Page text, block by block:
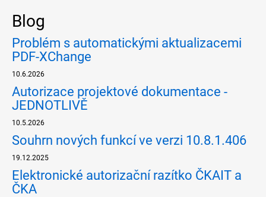
Blog
Problém s automatickými aktualizacemi
PDF-XChange
10.6.2026
Autorizace projektové dokumentace -
JEDNOTLIVĚ
10.5.2026
Souhrn nových funkcí ve verzi 10.8.1.406
19.12.2025
Elektronické autorizační razítko ČKAIT a
ČKA